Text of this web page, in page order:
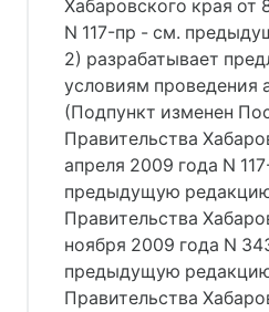
Хабаровского края от
N 117-пр - см.
2) разрабатывает
условиям проведения
(Подпункт изменен
Правительства
апреля 2009 года N
предыдущую
Правительства
ноября 2009 года N
предыдущую
Правительства